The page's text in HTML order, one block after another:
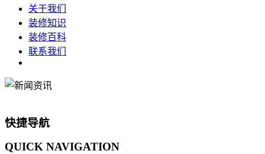
关于我们
装修知识
装修百科
联系我们
快捷导航
QUICK NAVIGATION